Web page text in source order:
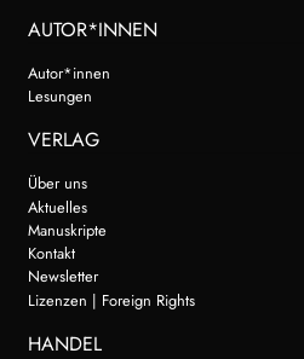
AUTOR*INNEN
Autor*innen
Lesungen
VERLAG
Über uns
Aktuelles
Manuskripte
Kontakt
Newsletter
Lizenzen | Foreign Rights
HANDEL